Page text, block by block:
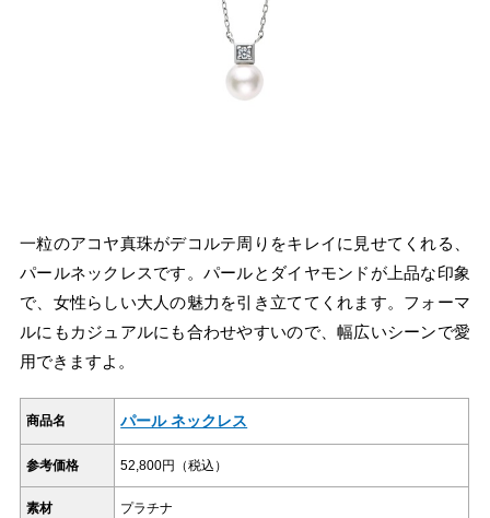
一粒のアコヤ真珠がデコルテ周りをキレイに見せてくれる、
パールネックレスです。パールとダイヤモンドが上品な印象
で、女性らしい大人の魅力を引き立ててくれます。フォーマ
ルにもカジュアルにも合わせやすいので、幅広いシーンで愛
用できますよ。
商品名 パール ネックレス
参考価格 52,800円（税込）
素材 プラチナ